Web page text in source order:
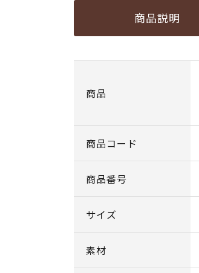
商品説明
商品
商品コード
商品番号
サイズ
素材